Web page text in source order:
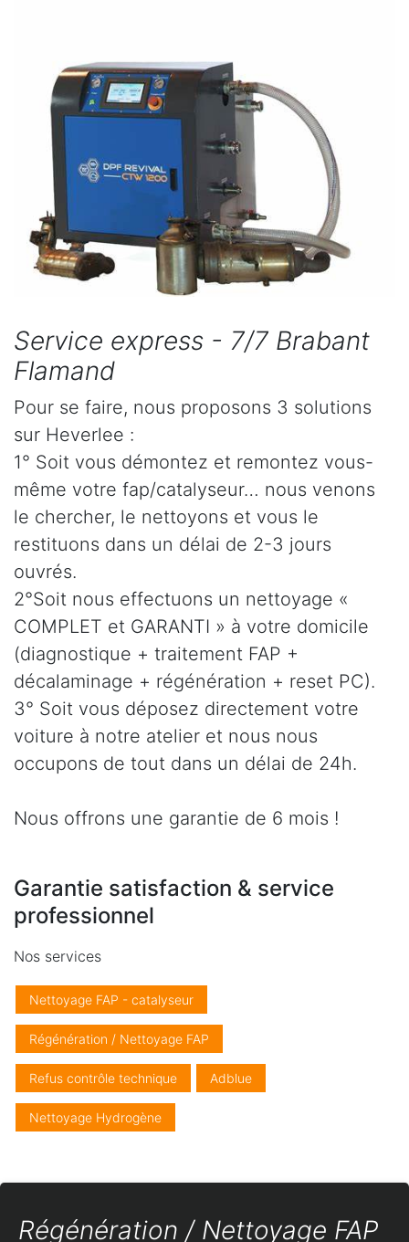
Service express - 7/7 Brabant
Flamand
Pour se faire, nous proposons 3 solutions
sur Heverlee :
1° Soit vous démontez et remontez vous-
même votre fap/catalyseur… nous venons
le chercher, le nettoyons et vous le
restituons dans un délai de 2-3 jours
ouvrés.
2°Soit nous effectuons un nettoyage «
COMPLET et GARANTI » à votre domicile
(diagnostique + traitement FAP +
décalaminage + régénération + reset PC).
3° Soit vous déposez directement votre
voiture à notre atelier et nous nous
occupons de tout dans un délai de 24h.
Nous offrons une garantie de 6 mois !
Garantie satisfaction & service
professionnel
Nos services
Nettoyage FAP - catalyseur
Régénération / Nettoyage FAP
Refus contrôle technique Adblue
Nettoyage Hydrogène
Régénération / Nettoyage FAP